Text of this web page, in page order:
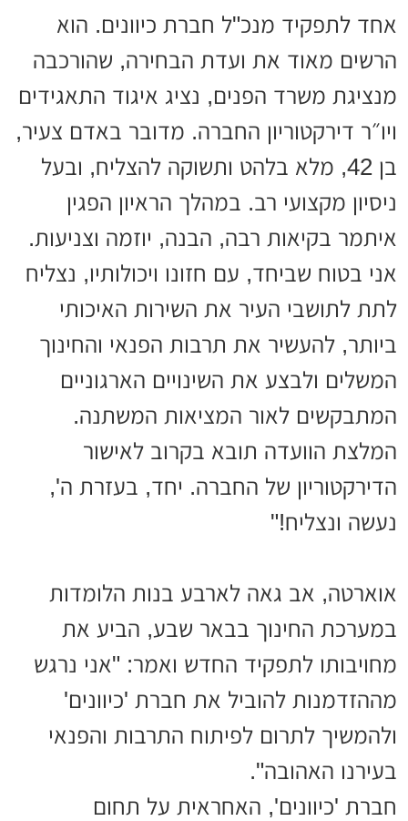
אחד לתפקיד מנכ"ל חברת כיוונים. הוא
הרשים מאוד את ועדת הבחירה, שהורכבה
מנציגת משרד הפנים, נציג איגוד התאגידים
ויו״ר דירקטוריון החברה. מדובר באדם צעיר,
בן 42, מלא בלהט ותשוקה להצליח, ובעל
ניסיון מקצועי רב. במהלך הראיון הפגין
איתמר בקיאות רבה, הבנה, יוזמה וצניעות.
אני בטוח שביחד, עם חזונו ויכולותיו, נצליח
לתת לתושבי העיר את השירות האיכותי
ביותר, להעשיר את תרבות הפנאי והחינוך
המשלים ולבצע את השינויים הארגוניים
המתבקשים לאור המציאות המשתנה.
המלצת הוועדה תובא בקרוב לאישור
הדירקטוריון של החברה. יחד, בעזרת ה',
נעשה ונצליח!"
אוארטה, אב גאה לארבע בנות הלומדות
במערכת החינוך בבאר שבע, הביע את
מחויבותו לתפקיד החדש ואמר: "אני נרגש
מההזדמנות להוביל את חברת 'כיוונים'
ולהמשיך לתרום לפיתוח התרבות והפנאי
בעירנו האהובה".
חברת 'כיוונים', האחראית על תחום